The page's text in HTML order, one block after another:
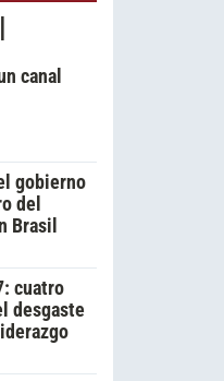
canal
gobierno
del
Brasil
cuatro
desgaste